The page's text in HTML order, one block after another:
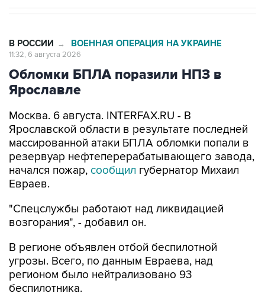
В РОССИИ → ВОЕННАЯ ОПЕРАЦИЯ НА УКРАИНЕ
11:32, 6 августа 2026
Обломки БПЛА поразили НПЗ в
Ярославле
Москва. 6 августа. INTERFAX.RU - В
Ярославской области в результате последней
массированной атаки БПЛА обломки попали в
резервуар нефтеперерабатывающего завода,
начался пожар, сообщил губернатор Михаил
Евраев.
"Спецслужбы работают над ликвидацией
возгорания", - добавил он.
В регионе объявлен отбой беспилотной
угрозы. Всего, по данным Евраева, над
регионом было нейтрализовано 93
беспилотника.